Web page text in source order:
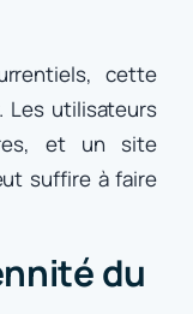
cette
Les utilisateurs
et un site
suffire à faire
du